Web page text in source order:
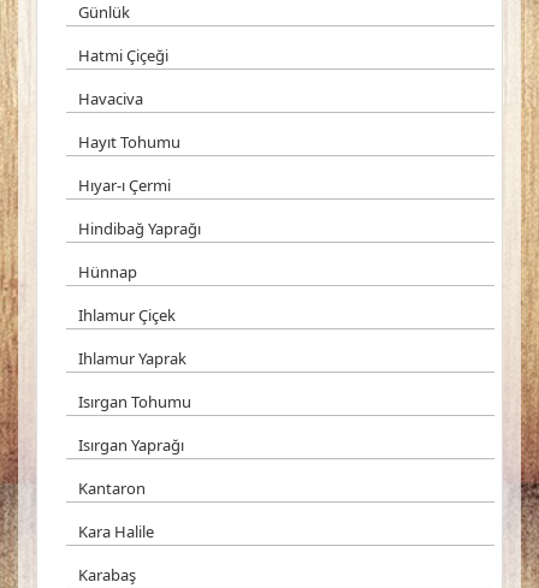
Günlük
Hatmi Çiçeği
Havaciva
Hayıt Tohumu
Hıyar-ı Çermi
Hindibağ Yaprağı
Hünnap
Ihlamur Çiçek
Ihlamur Yaprak
Isırgan Tohumu
Isırgan Yaprağı
Kantaron
Kara Halile
Karabaş